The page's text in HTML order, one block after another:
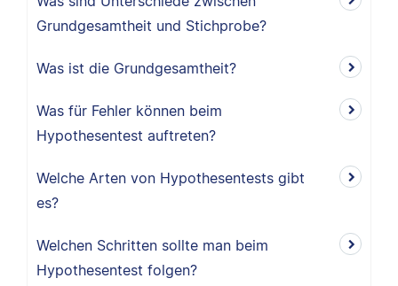
Grundgesamtheit und Stichprobe?
Was ist die Grundgesamtheit?
Was für Fehler können beim
Hypothesentest auftreten?
Welche Arten von Hypothesentests gibt
es?
Welchen Schritten sollte man beim
Hypothesentest folgen?